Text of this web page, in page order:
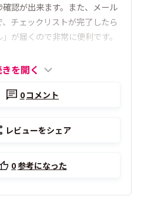
認が出来ます。また、メール
チェックリストが完了したら
が届くので非常に便利です。
を開く
0コメント
レビューをシェア
0参考になった